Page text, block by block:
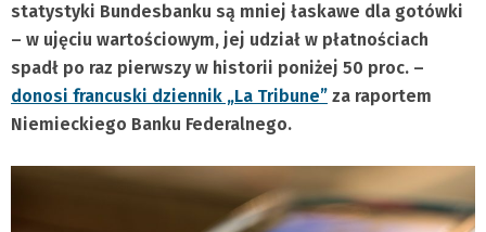
statystyki Bundesbanku są mniej łaskawe dla gotówki
– w ujęciu wartościowym, jej udział w płatnościach
spadł po raz pierwszy w historii poniżej 50 proc. –
donosi francuski dziennik „La Tribune” za raportem
Niemieckiego Banku Federalnego.